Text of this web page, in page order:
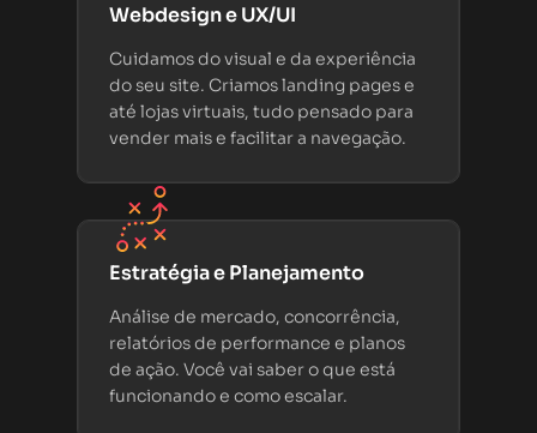
Webdesign e UX/UI
Cuidamos do visual e da experiência
do seu site. Criamos landing pages e
até lojas virtuais, tudo pensado para
vender mais e facilitar a navegação.
Estratégia e Planejamento
Análise de mercado, concorrência,
relatórios de performance e planos
de ação. Você vai saber o que está
funcionando e como escalar.